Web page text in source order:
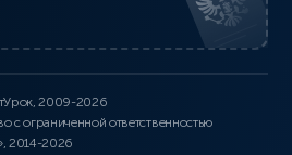
2009-2026
с ограниченной ответственностью
2014-2026